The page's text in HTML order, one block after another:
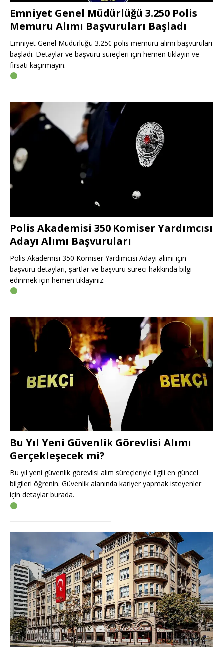
Emniyet Genel Müdürlüğü 3.250 Polis
Memuru Alımı Başvuruları Başladı
Emniyet Genel Müdürlüğü 3.250 polis memuru alımı başvuruları
başladı. Detaylar ve başvuru süreçleri için hemen tıklayın ve
fırsatı kaçırmayın.
Polis Akademisi 350 Komiser Yardımcısı
Adayı Alımı Başvuruları
Polis Akademisi 350 Komiser Yardımcısı Adayı alımı için
başvuru detayları, şartlar ve başvuru süreci hakkında bilgi
edinmek için hemen tıklayınız.
Bu Yıl Yeni Güvenlik Görevlisi Alımı
Gerçekleşecek mi?
Bu yıl yeni güvenlik görevlisi alım süreçleriyle ilgili en güncel
bilgileri öğrenin. Güvenlik alanında kariyer yapmak isteyenler
için detaylar burada.